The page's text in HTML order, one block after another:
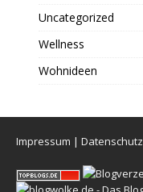
Uncategorized
Wellness
Wohnideen
Impressum | Datenschutz